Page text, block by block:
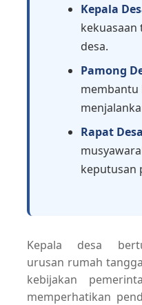
Kepala
desa.
Pamong
membantu
Rapat Desa
keputusan
Kepala desa
urusan rumah
kebijakan
memperhatikan